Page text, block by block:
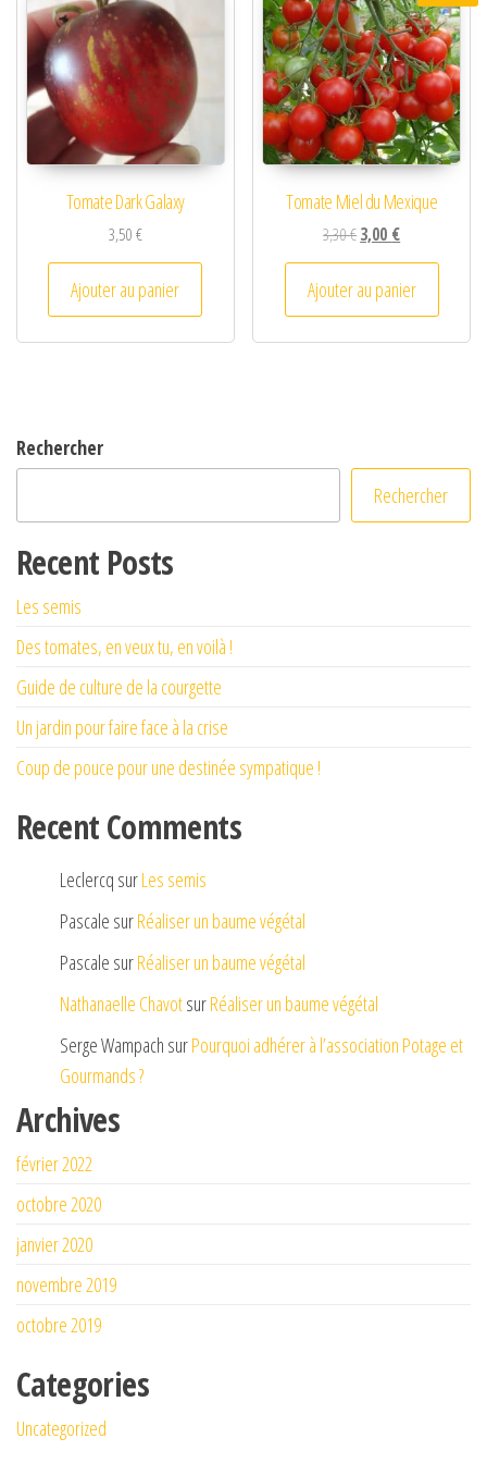
Tomate Dark Galaxy
3,50€
Ajouter au panier
Tomate Miel du Mexique
3,30€Le prix initial était :
3,00 €Le prix actuel
Ajouter au panier
Rechercher
Rechercher
Recent Posts
Les semis
Des tomates, en veux tu, en voilà !
Guide de culture de la courgette
Un jardin pour faire face à la crise
Coup de pouce pour une destinée sympatique !
Recent Comments
Leclercq surLes semis
Pascale surRéaliser un baume végétal
Pascale surRéaliser un baume végétal
Nathanaelle ChavotsurRéaliser un baume végétal
Serge Wampach surPourquoi adhérer à l’association Potage et
Gourmands ?
Archives
février 2022
octobre 2020
janvier 2020
novembre 2019
octobre 2019
Categories
Uncategorized